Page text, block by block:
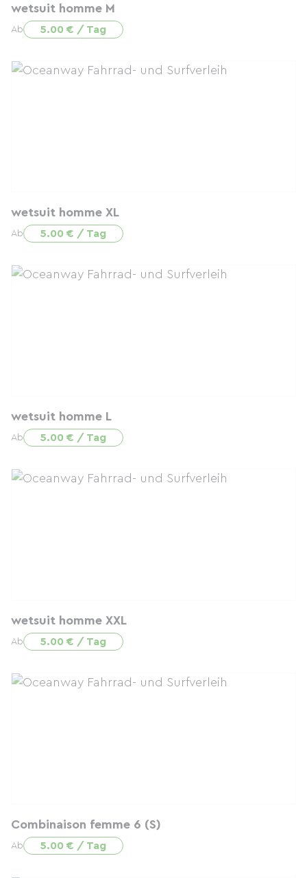
wetsuit homme M
Ab 5.00 € / Tag
wetsuit homme XL
Ab 5.00 € / Tag
wetsuit homme L
Ab 5.00 € / Tag
wetsuit homme XXL
Ab 5.00 € / Tag
Combinaison femme 6 (S)
Ab 5.00 € / Tag